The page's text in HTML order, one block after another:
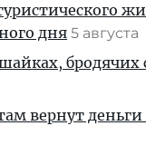
дня 5 августа
вернут